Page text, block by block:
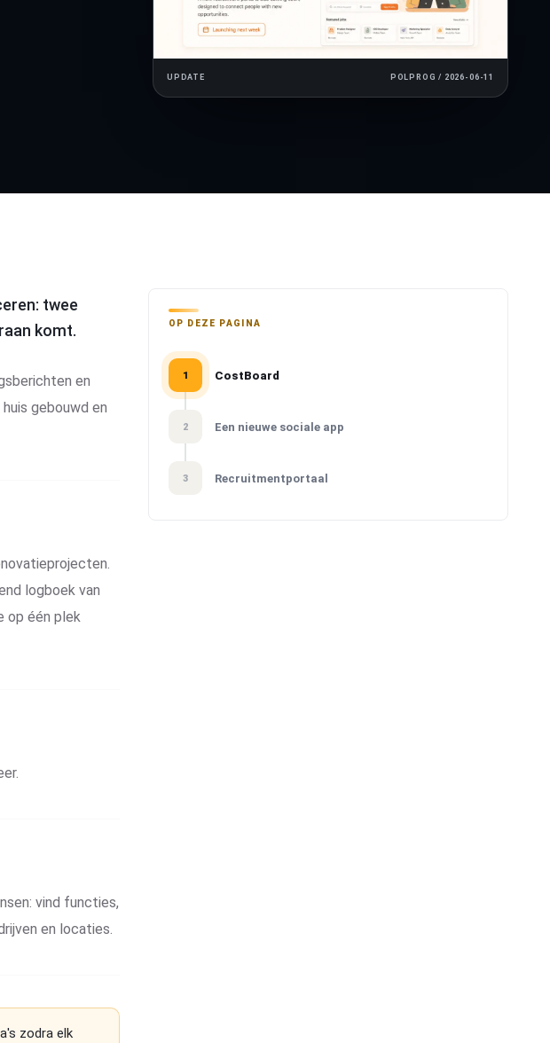
UPDATE POLPROG / 2026-06-11
twee
komt.
en
gebouwd en
logboek van
op één plek
vind functies,
en locaties.
zodra elk
OP DEZE PAGINA
1 CostBoard
2 Een nieuwe sociale app
3 Recruitmentportaal